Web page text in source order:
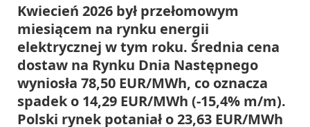
Kwiecień 2026 był przełomowym
miesiącem na rynku energii
elektrycznej w tym roku. Średnia cena
dostaw na Rynku Dnia Następnego
wyniosła 78,50 EUR/MWh, co oznacza
spadek o 14,29 EUR/MWh (-15,4% m/m).
Polski rynek potaniał o 23,63 EUR/MWh